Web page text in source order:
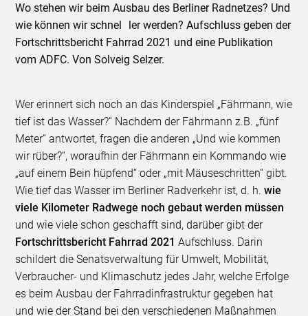
Wo stehen wir beim Ausbau des Berliner Radnetzes? Und
wie können wir schnel­­ ler werden? Aufschluss geben der
Fortschrittsbericht Fahrrad 2021 und eine Publikation
vom ADFC. Von Solveig Selzer.
Wer erinnert sich noch an das Kinderspiel „Fährmann, wie
tief ist das Wasser?“ Nachdem der Fährmann z.B. „fünf
Meter“ antwortet, fragen die anderen „Und wie kommen
wir rüber?“, woraufhin der Fährmann ein Kommando wie
„auf einem Bein hüpfend“ oder „mit Mäuseschritten“ gibt.
Wie tief das Wasser im Berliner Radverkehr ist, d. h.wie
viele Kilometer Radwege noch gebaut werden müssen
und wie viele schon geschafft sind, darüber gibt der
Fortschrittsbericht Fahrrad 2021Aufschluss. Darin
schildert die Senatsverwaltung für Umwelt, Mobilität,
Verbraucher- und Klimaschutz jedes Jahr, welche Erfolge
es beim Ausbau der Fahrradinfrastruktur gegeben hat
und wie der Stand bei den verschiedenen Maßnahmen